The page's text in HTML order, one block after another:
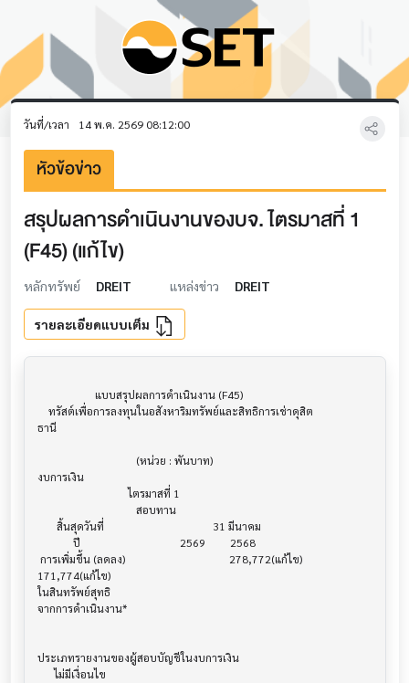
วันที่/เวลา 14 พ.ค. 2569 08:12:00
หัวข้อข่าว
สรุปผลการดำเนินงานของบจ. ไตรมาสที่ 1
(F45) (แก้ไข)
หลักทรัพย์ DREIT แหล่งข่าว DREIT
รายละเอียดแบบเต็ม
ธานี
งบการเงิน
                                 ไตรมาสที่ 1
171,774(แก้ไข)
ในสินทรัพย์สุทธิ
จากการดำเนินงาน*
ประเภทรายงานของผู้สอบบัญชีในงบการเงิน
      ไม่มีเงื่อนไข